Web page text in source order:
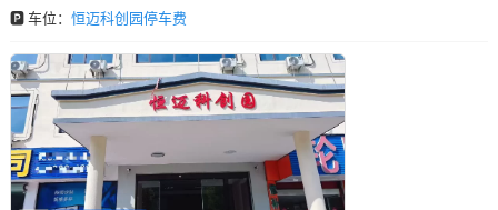
🅿️ 车位： 恒迈科创园停车费